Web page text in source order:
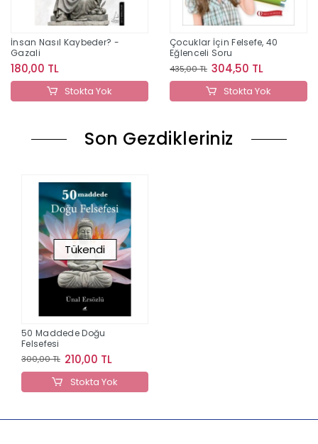
İnsan Nasıl Kaybeder? -
Gazali
180,00 TL
Stokta Yok
Çocuklar İçin Felsefe, 40
Eğlenceli Soru
435,00 TL 304,50 TL
Stokta Yok
Son Gezdikleriniz
Tükendi
50 Maddede Doğu
Felsefesi
300,00 TL 210,00 TL
Stokta Yok